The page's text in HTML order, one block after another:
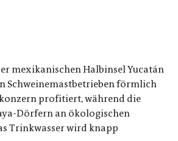
mexikanischen Halbinsel Yucatán
Schweinemastbetrieben förmlich
profitiert, während die
Dörfern an ökologischen
Trinkwasser wird knapp